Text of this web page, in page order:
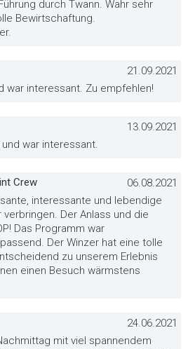
durch Twann. Wahr sehr
Bewirtschaftung.
21.09.2021
war interessant. Zu empfehlen!
13.09.2021
war interessant.
Crew
06.08.2021
interessante und lebendige
Der Anlass und die
Das Programm war
Der Winzer hat eine tolle
zu unserem Erlebnis
einen Besuch wärmstens
24.06.2021
mit viel spannendem